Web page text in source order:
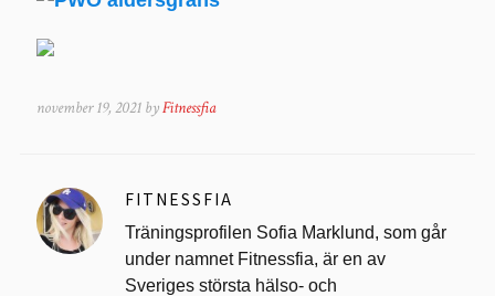
november 19, 2021 byFitnessfia
FITNESSFIA
Träningsprofilen Sofia Marklund, som går
under namnet Fitnessfia, är en av
Sveriges största hälso- och